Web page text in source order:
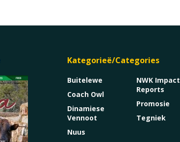
Kategorieë/Categories
Buitelewe
Coach Owl
Dinamiese
Vennoot
Nuus
NWK Impact
Reports
Promosie
Tegniek